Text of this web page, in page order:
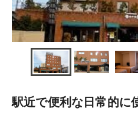
駅近で便利な日常的に